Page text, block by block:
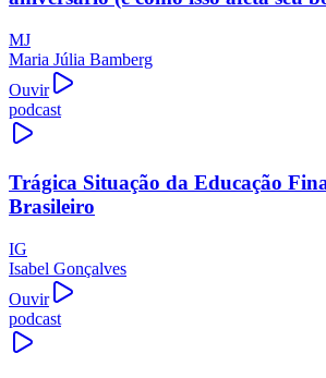
MJ
Maria Júlia Bamberg
Ouvir
podcast
Trágica Situação da Educação
Brasileiro
IG
Isabel Gonçalves
Ouvir
podcast